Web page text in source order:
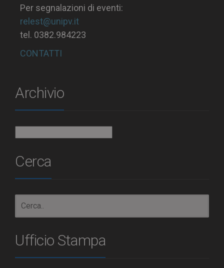
Per segnalazioni di eventi:
relest@unipv.it
tel. 0382.984223
CONTATTI
Archivio
Cerca
Ufficio Stampa